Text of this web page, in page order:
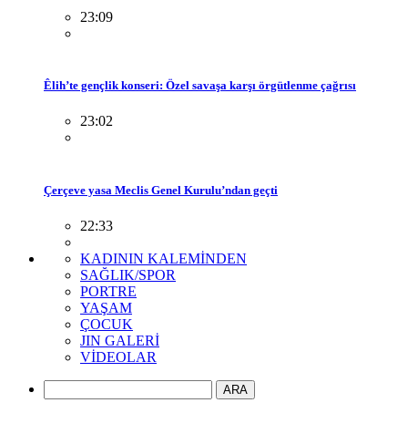
23:09
Êlih’te gençlik konseri: Özel savaşa karşı örgütlenme çağrısı
23:02
Çerçeve yasa Meclis Genel Kurulu’ndan geçti
22:33
KADININ KALEMİNDEN
SAĞLIK/SPOR
PORTRE
YAŞAM
ÇOCUK
JIN GALERİ
VİDEOLAR
ARA